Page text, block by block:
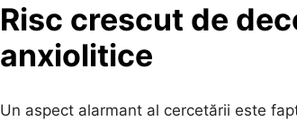
Risc crescut de
anxiolitice
Un aspect alarmant al cercetării este